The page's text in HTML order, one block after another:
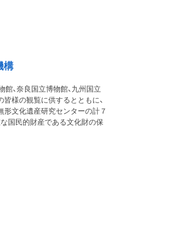
構
館、奈良国立博物館、九州国立
様の観覧に供するとともに、
形文化遺産研究センターの計７
国民的財産である文化財の保